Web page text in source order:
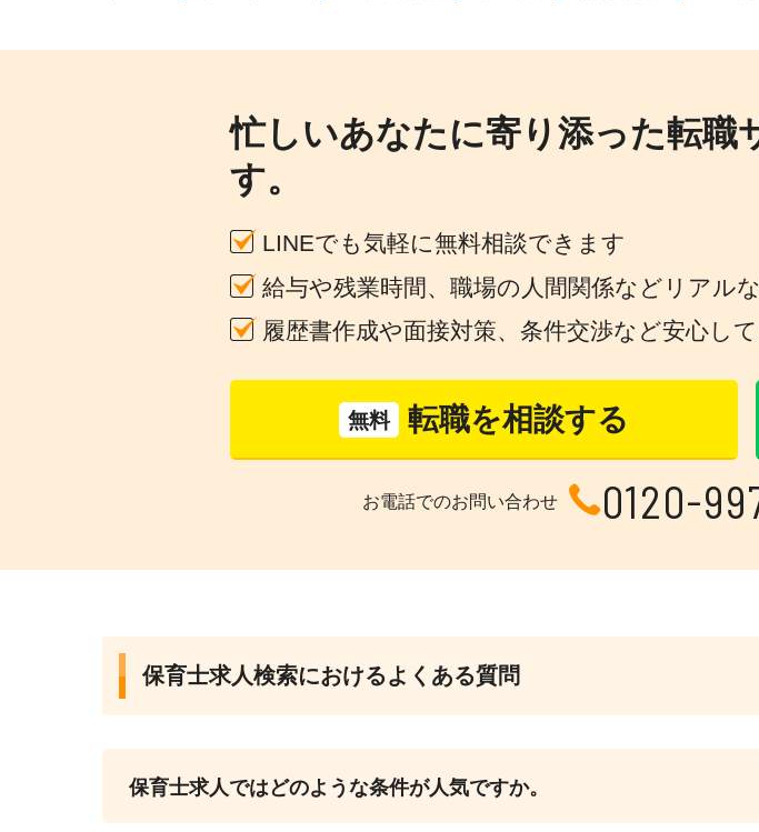
忙しいあなたに寄り添った転職
す。
LINEでも気軽に無料相談できます
給与や残業時間、職場の人間関係などリアル
履歴書作成や面接対策、条件交渉など安心し
無料 転職を相談する
お電話でのお問い合わせ 0120-
保育士求人検索におけるよくある質問
保育士求人ではどのような条件が人気ですか。